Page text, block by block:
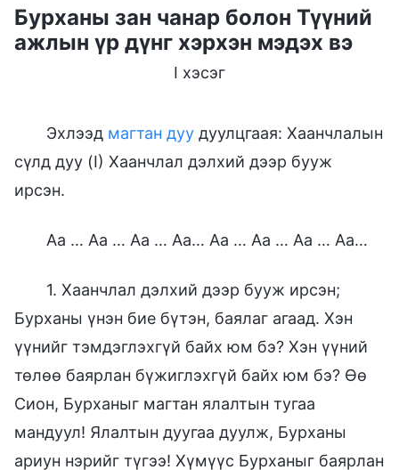
Бурханы зан чанар болон Түүний
ажлын үр дүнг хэрхэн мэдэх вэ
I хэсэг
Эхлээд магтан дуу дуулцгаая: Хаанчлалын
сүлд дуу (I) Хаанчлал дэлхий дээр бууж
ирсэн.
Аа … Аа … Аа … Аа… Аа … Аа … Аа … Аа…
1. Хаанчлал дэлхий дээр бууж ирсэн;
Бурханы үнэн бие бүтэн, баялаг агаад. Хэн
үүнийг тэмдэглэхгүй байх юм бэ? Хэн үүний
төлөө баярлан бүжиглэхгүй байх юм бэ? Өө
Сион, Бурханыг магтан ялалтын тугаа
мандуул! Ялалтын дуугаа дуулж, Бурханы
ариун нэрийг түгээ! Хүмүүс Бурханыг баярлан